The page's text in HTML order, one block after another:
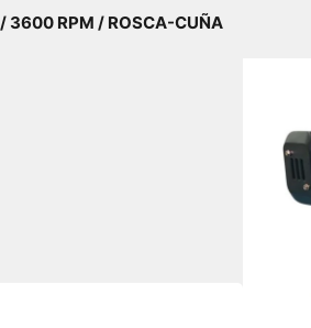
3600 RPM / ROSCA-CUÑA